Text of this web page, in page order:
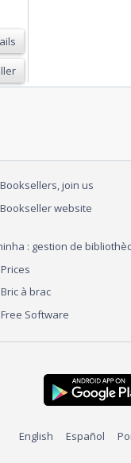
Booksellers, join us
Bookseller website
: gestion de
Prices
Bric à brac
Free Software
English Español